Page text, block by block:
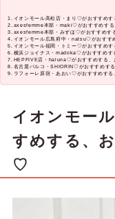
イオンモール高松店・まり♡がおすすめ
axesfemme本部・maki♡がおすすめする
axesfemme本部・みずほ♡がおすすめす
イオンモール広島府中・natsu♡がおすす
イオンモール福岡・トミー♡がおすすめ
横浜ジョイナス・madoka♡がおすすめす
HEPFIVE店・haluna♡がおすすめする、
名古屋パルコ・SHIORIN♡がおすすめす
ラフォーレ原宿・あおい♡がおすすめす
イオンモー
すめする、
♡